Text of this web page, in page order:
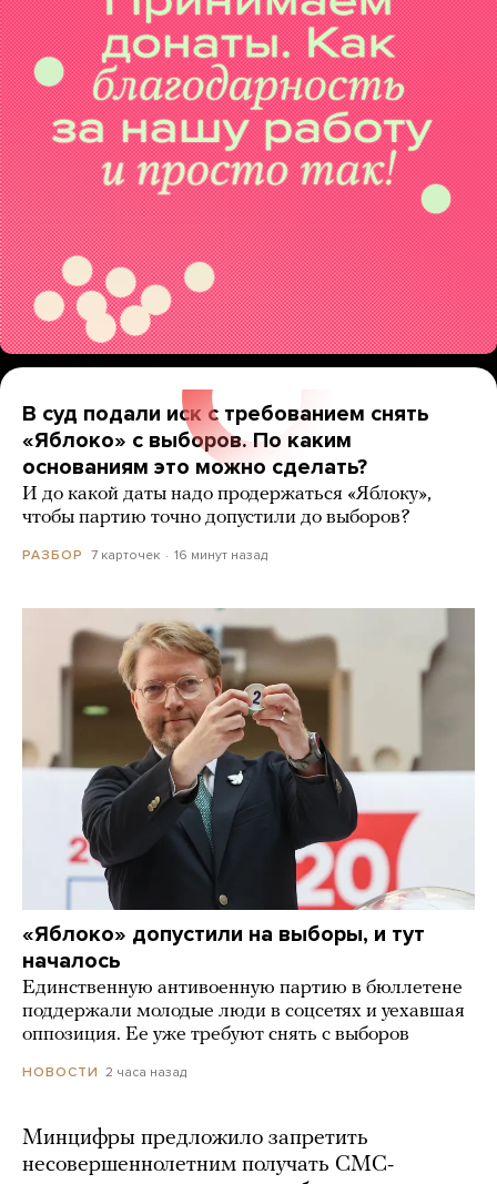
В суд подали иск с требованием снять
«Яблоко» с выборов. По каким
основаниям это можно сделать?
И до какой даты надо продержаться «Яблоку»,
чтобы партию точно допустили до выборов?
РАЗБОР 7 карточек 16 минут назад
«Яблоко» допустили на выборы, и тут
началось
Единственную антивоенную партию в бюллетене
поддержали молодые люди в соцсетях и уехавшая
оппозиция. Ее уже требуют снять с выборов
НОВОСТИ 2 часа назад
Минцифры предложило запретить
несовершеннолетним получать СМС-